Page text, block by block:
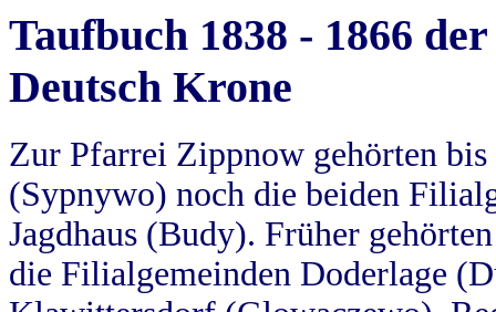
Taufbuch 1838 - 1866
Deutsch Krone
Zur Pfarrei Zippnow gehörten
(Sypnywo) noch die beiden
Jagdhaus (Budy). Früher
die Filialgemeinden Doderlage